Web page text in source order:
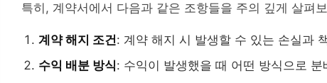
특히, 계약서에서 다음과 같은 조항들을 주의 깊게 살펴
계약 해지 조건: 계약 해지 시 발생할 수 있는 손실과
수익 배분 방식: 수익이 발생했을 때 어떤 방식으로